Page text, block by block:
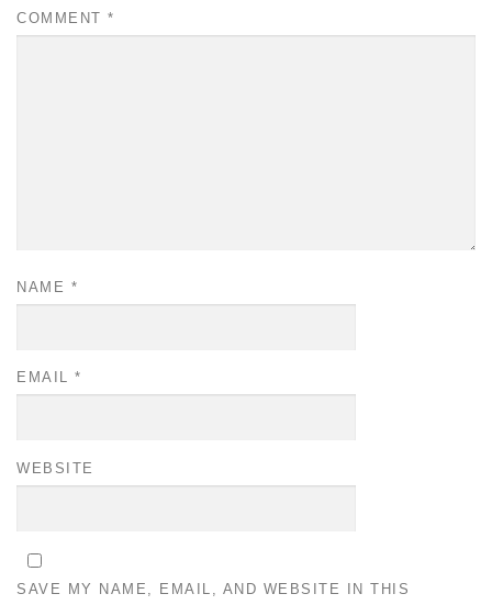
COMMENT *
NAME *
EMAIL *
WEBSITE
SAVE MY NAME, EMAIL, AND WEBSITE IN THIS